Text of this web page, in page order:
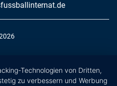
Technologien von Dritten,
zu verbessern und Werbung